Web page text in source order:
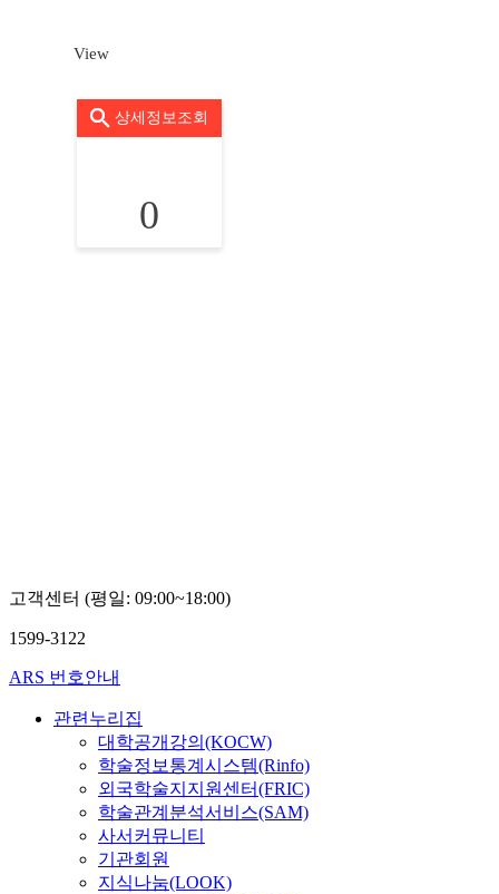
View
상세정보조회
0
고객센터 (평일: 09:00~18:00)
1599-3122
ARS 번호안내
관련누리집
대학공개강의(KOCW)
학술정보통계시스템(Rinfo)
외국학술지지원센터(FRIC)
학술관계분석서비스(SAM)
사서커뮤니티
기관회원
지식나눔(LOOK)